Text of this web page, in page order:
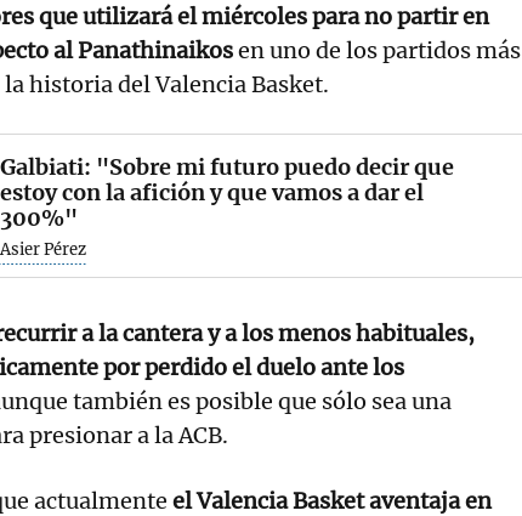
que utilizará el miércoles para no partir en
al Panathinaikosen uno de los partidos más
historia del Valencia Basket.
Galbiati: "Sobre mi futuro puedo decir que
estoy con la afición y que vamos a dar el
300%"
Asier Pérez
a la cantera y a los menos habituales,
por perdido el duelo ante los
también es posible que sólo sea una
presionar a la ACB.
actualmente el Valencia Basket aventaja en